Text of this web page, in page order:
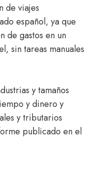
de viajes
español, ya que
de gastos en un
sin tareas manuales
y tamaños
y dinero y
y tributarios
publicado en el